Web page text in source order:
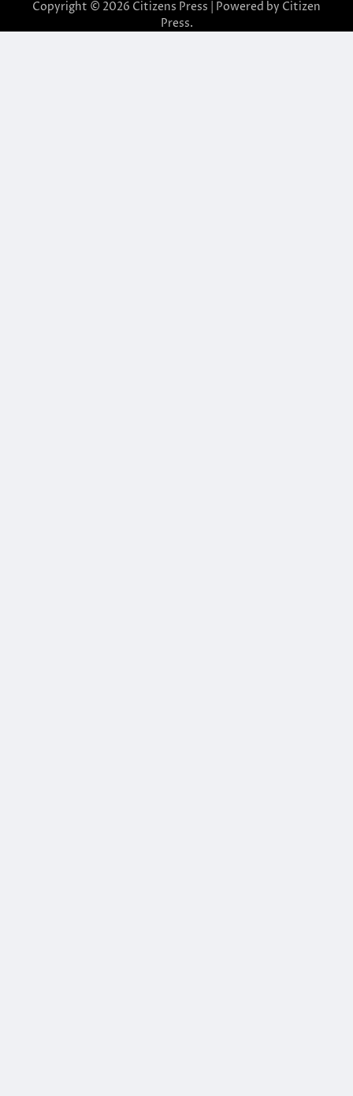
Copyright © 2026 Citizens Press | Powered by Citizen
Press.